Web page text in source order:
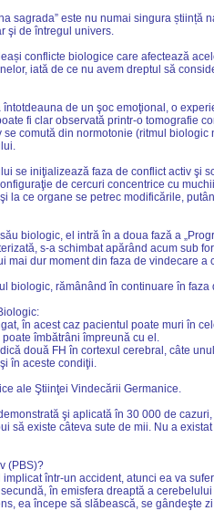
sagrada” este nu numai singura
şi de întregul univers.
conflicte biologice care afectează
iată de ce nu avem dreptul să
de un şoc emoţional, o
fi clar observată printr-o tomografie
comută din normotonie (ritmul
se iniţializează faza de conflict activ
de cercuri concentrice cu
la ce organe se petrec modificările,
biologic, el intră în a doua fază a
s-a schimbat apărând acum sub
mai dur moment din faza de vindecare
biologic, rămânând în continuare în
în acest caz pacientul poate muri în
îmbătrâni împreună cu el.
două FH în cortexul cerebral, câte
în aceste condiţii.
ale Ştiinţei Vindecării Germanice.
şi aplicată în 30 000 de
să existe câteva sute de mii. Nu a
(PBS)?
într-un accident, atunci ea va
în emisfera dreaptă a
ea începe să slăbească, se gândeşte